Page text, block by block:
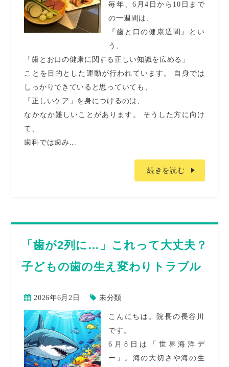
毎年、6月4日から10日まで
の一週間は、
『歯と口の健康週間』とい
う、
「歯とお口の健康に関する正しい知識を広める」
ことを目的とした運動が行われています。 自身では
しっかりできていると思っていても、
「正しいケア」を身につけるのは、
なかなか難しいことがあります。 そうした方に向け
て、
歯科では歯み...
続きを読む
「歯が2列に…」これって大丈夫？
子どもの歯の生え変わりトラブル
2026年6月2日 未分類
こんにちは。院長の長谷川
です。
6月8日は「世界海洋デ
ー」。海の大切さや海の生